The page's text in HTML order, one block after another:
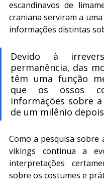
escandinavos de
craniana serviram a
informações distintas
Devido à
permanência, das
têm uma função
que os ossos
informações sobre
de um milênio
Como a pesquisa sobre
vikings continua a
interpretações
sobre os costumes e